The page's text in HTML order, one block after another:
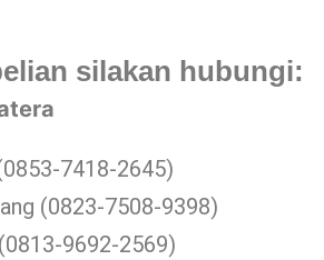
silakan hubungi:
7418-2645)
(0823-7508-9398)
9692-2569)